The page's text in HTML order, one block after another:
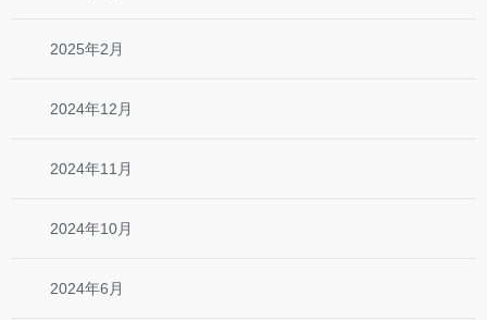
2025年2月
2024年12月
2024年11月
2024年10月
2024年6月